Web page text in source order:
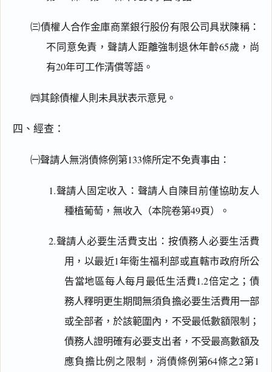
㈢債權人合作金庫商業銀行股份有限公司具狀陳稱：
不同意免責，聲請人距離強制退休年齡65歲，尚
有20年可工作清償等語。
㈣其餘債權人則未具狀表示意見。
四、經查：
㈠聲請人無消債條例第133條所定不免責事由：
1.聲請人固定收入：聲請人自陳目前僅協助友人
種植葡萄，無收入（本院卷第49頁）。
2.聲請人必要生活費支出：按債務人必要生活費
用，以最近1年衛生福利部或直轄市政府所公
告當地區每人每月最低生活費1.2倍定之；債
務人釋明更生期間無須負擔必要生活費用一部
或全部者，於該範圍內，不受最低數額限制；
債務人證明確有必要支出者，不受最高數額及
應負擔比例之限制，消債條例第64條之2第1